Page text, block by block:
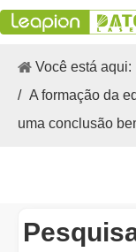
Você está aqui:
/ A formação da
uma conclusão